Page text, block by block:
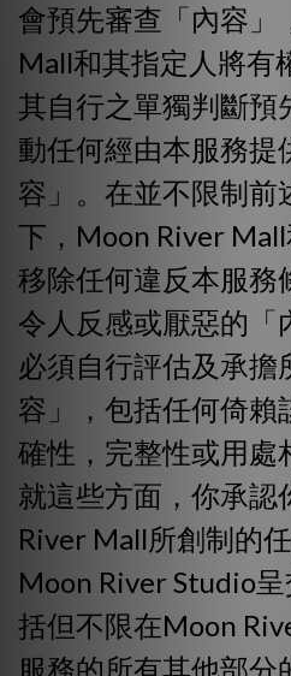
會預先審查「內容」
Mall和其指定人將有
其自行之單獨判斷預
動任何經由本服務提
容」。在並不限制前
下，Moon River
移除任何違反本服務
令人反感或厭惡的「
必須自行評估及承擔
容」，包括任何倚賴
確性，完整性或用處
就這些方面，你承認
River Mall所創制的
Moon River Studio
括但不限在Moon
服務的所有其他部分